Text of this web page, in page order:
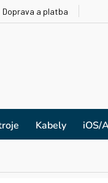
Doprava a platba
Kabely iOS/